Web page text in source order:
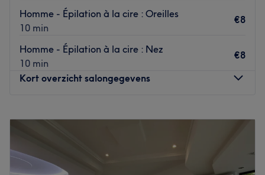
Homme - Épilation à la cire : Oreilles
10 min
€8
Homme - Épilation à la cire : Nez
10 min
€8
Kort overzicht salongegevens
Donderdag
Vrijdag